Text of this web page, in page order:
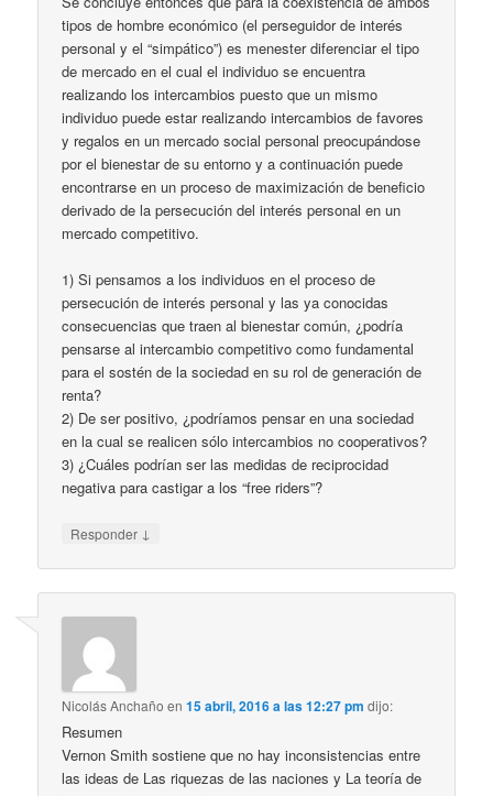
tipos de hombre económico (el perseguidor de interés
personal y el “simpático”) es menester diferenciar el tipo
de mercado en el cual el individuo se encuentra
realizando los intercambios puesto que un mismo
individuo puede estar realizando intercambios de favores
y regalos en un mercado social personal preocupándose
por el bienestar de su entorno y a continuación puede
encontrarse en un proceso de maximización de beneficio
derivado de la persecución del interés personal en un
mercado competitivo.
1) Si pensamos a los individuos en el proceso de
persecución de interés personal y las ya conocidas
consecuencias que traen al bienestar común, ¿podría
pensarse al intercambio competitivo como fundamental
para el sostén de la sociedad en su rol de generación de
renta?
2) De ser positivo, ¿podríamos pensar en una sociedad
en la cual se realicen sólo intercambios no cooperativos?
3) ¿Cuáles podrían ser las medidas de reciprocidad
negativa para castigar a los “free riders”?
Responder ↓
Nicolás Anchaño en15 abril, 2016 a las 12:27 pm dijo:
Resumen
Vernon Smith sostiene que no hay inconsistencias entre
las ideas de Las riquezas de las naciones y La teoría de